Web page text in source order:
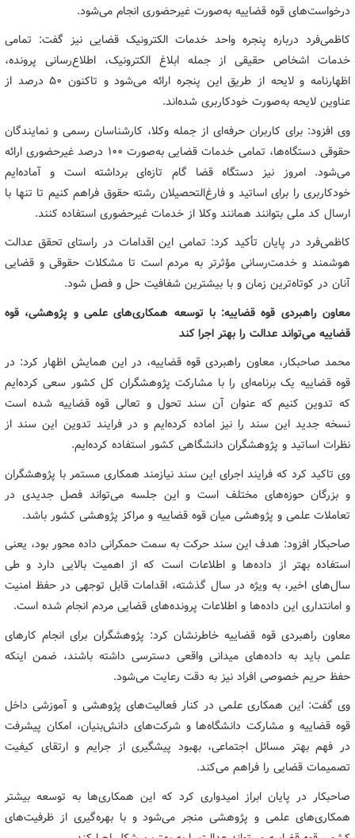
درخواست‌های قوه قضاییه به‌صورت غیرحضوری انجام می‌شود.
کاظمی‌فرد درباره پنجره واحد خدمات الکترونیک قضایی نیز گفت: تمامی
خدمات اشخاص حقیقی از جمله ابلاغ الکترونیک، اطلاع‌رسانی پرونده،
اظهارنامه و لایحه از طریق این پنجره ارائه می‌شود و تاکنون 50 درصد از
عناوین لایحه به‌صورت خودکاربری شده‌اند.
وی افزود: برای کاربران حرفه‌ای از جمله وکلا، کارشناسان رسمی و نمایندگان
حقوقی دستگاه‌ها، تمامی خدمات قضایی به‌صورت 100 درصد غیرحضوری ارائه
می‌شود. امروز نیز دستگاه قضا گام تازه‌ای برداشته است و آماده‌ایم
خودکاربری را برای اساتید و فارغ‌التحصیلان رشته حقوق فراهم کنیم تا تنها با
ارسال کد ملی بتوانند همانند وکلا از خدمات غیرحضوری استفاده کنند.
کاظمی‌فرد در پایان تأکید کرد: تمامی این اقدامات در راستای تحقق عدالت
هوشمند و خدمت‌رسانی مؤثرتر به مردم است تا مشکلات حقوقی و قضایی
آنان در کوتاه‌ترین زمان و با بیشترین شفافیت حل و فصل شود.
معاون راهبردی قوه قضاییه: با توسعه همکاری‌های علمی و پژوهشی، قوه
قضاییه می‌تواند عدالت را بهتر اجرا کند
محمد صاحبکار، معاون راهبردی قوه قضاییه، در این همایش اظهار کرد: در
قوه قضاییه یک برنامه‌ای را با مشارکت پژوهشگران کل کشور سعی کرده‌ایم
که تدوین کنیم که عنوان آن سند تحول و تعالی قوه قضاییه شده است
نسخه جدید این سند را نیز اماده کرده‌ایم و در فرایند تدوین این سند از
نظرات اساتید و پژوهشگران دانشگاهی کشور استفاده کرده‌ایم.
وی تاکید کرد که فرایند اجرای این سند نیازمند همکاری مستمر با پژوهشگران
و بزرگان حوزه‌های مختلف است و این جلسه می‌تواند فصل جدیدی در
تعاملات علمی و پژوهشی میان قوه قضاییه و مراکز پژوهشی کشور باشد.
صاحبکار افزود: هدف این سند حرکت به سمت حمکرانی داده محور بود، یعنی
استفاده بهتر از داده‌ها و اطلاعات است که از اهمیت بالایی دارد و طی
سال‌های اخیر، به ویژه در سال گذشته، اقدامات قابل توجهی در حفظ امنیت
و امانتداری این داده‌ها و اطلاعات پرونده‌های قضایی مردم انجام شده است.
معاون راهبردی قوه قضاییه خاطرنشان کرد: پژوهشگران برای انجام کارهای
علمی باید به داده‌های میدانی واقعی دسترسی داشته باشند، ضمن اینکه
حفظ حریم خصوصی افراد نیز به دقت رعایت می‌شود.
وی گفت: این همکاری علمی در کنار فعالیت‌های پژوهشی و آموزشی داخل
قوه قضاییه و مشارکت دانشگاه‌ها و شرکت‌های دانش‌بنیان، امکان پیشرفت
در فهم بهتر مسائل اجتماعی، بهبود پیشگیری از جرایم و ارتقای کیفیت
تصمیمات قضایی را فراهم می‌کند.
صاحبکار در پایان ابراز امیدواری کرد که این همکاری‌ها به توسعه بیشتر
همکاری‌های علمی و پژوهشی منجر می‌شود و با بهره‌گیری از ظرفیت‌های